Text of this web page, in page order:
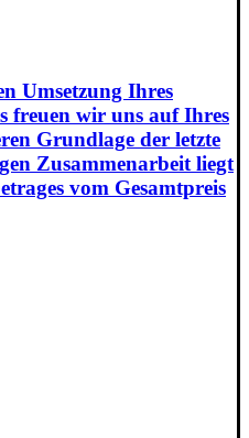
Umsetzung Ihres
freuen wir uns auf Ihres
Grundlage der letzte
Zusammenarbeit liegt
vom Gesamtpreis